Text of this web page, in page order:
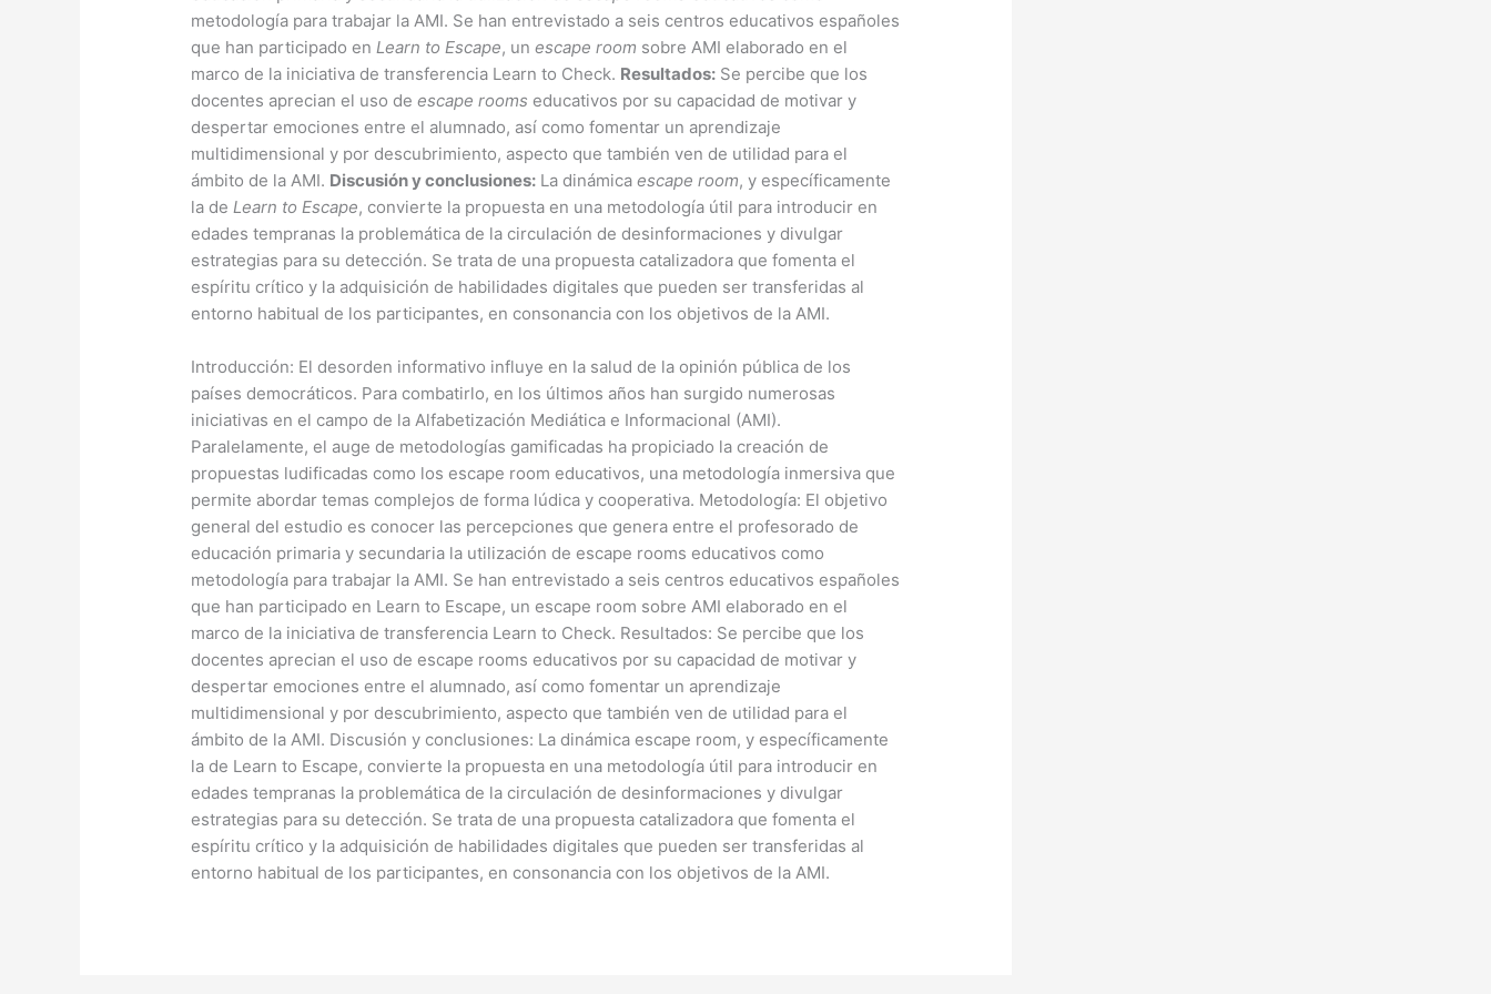
metodología para trabajar la AMI. Se han entrevistado a seis centros educativos españoles
que han participado enLearn to Escape, unescape room sobre AMI elaborado en el
marco de la iniciativa de transferencia Learn to Check. Resultados: Se percibe que los
docentes aprecian el uso deescape rooms educativos por su capacidad de motivar y
despertar emociones entre el alumnado, así como fomentar un aprendizaje
multidimensional y por descubrimiento, aspecto que también ven de utilidad para el
ámbito de la AMI. Discusión y conclusiones: La dinámicaescape room, y específicamente
la deLearn to Escape, convierte la propuesta en una metodología útil para introducir en
edades tempranas la problemática de la circulación de desinformaciones y divulgar
estrategias para su detección. Se trata de una propuesta catalizadora que fomenta el
espíritu crítico y la adquisición de habilidades digitales que pueden ser transferidas al
entorno habitual de los participantes, en consonancia con los objetivos de la AMI.
Introducción: El desorden informativo influye en la salud de la opinión pública de los
países democráticos. Para combatirlo, en los últimos años han surgido numerosas
iniciativas en el campo de la Alfabetización Mediática e Informacional (AMI).
Paralelamente, el auge de metodologías gamificadas ha propiciado la creación de
propuestas ludificadas como los escape room educativos, una metodología inmersiva que
permite abordar temas complejos de forma lúdica y cooperativa. Metodología: El objetivo
general del estudio es conocer las percepciones que genera entre el profesorado de
educación primaria y secundaria la utilización de escape rooms educativos como
metodología para trabajar la AMI. Se han entrevistado a seis centros educativos españoles
que han participado en Learn to Escape, un escape room sobre AMI elaborado en el
marco de la iniciativa de transferencia Learn to Check. Resultados: Se percibe que los
docentes aprecian el uso de escape rooms educativos por su capacidad de motivar y
despertar emociones entre el alumnado, así como fomentar un aprendizaje
multidimensional y por descubrimiento, aspecto que también ven de utilidad para el
ámbito de la AMI. Discusión y conclusiones: La dinámica escape room, y específicamente
la de Learn to Escape, convierte la propuesta en una metodología útil para introducir en
edades tempranas la problemática de la circulación de desinformaciones y divulgar
estrategias para su detección. Se trata de una propuesta catalizadora que fomenta el
espíritu crítico y la adquisición de habilidades digitales que pueden ser transferidas al
entorno habitual de los participantes, en consonancia con los objetivos de la AMI.